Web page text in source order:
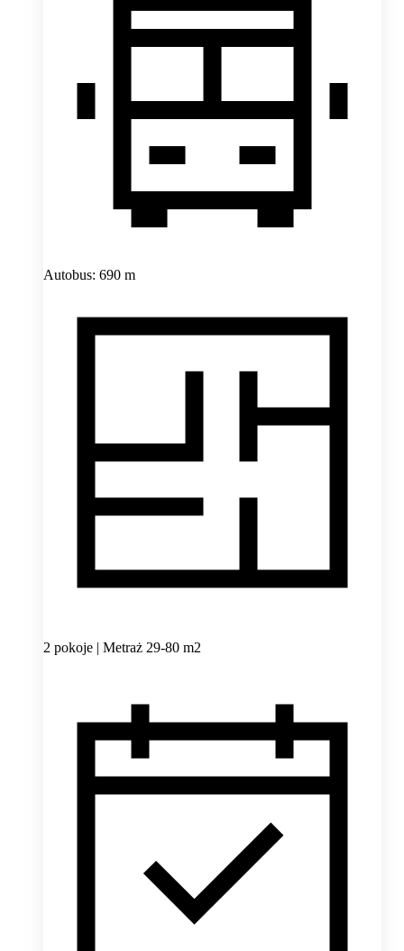
Autobus: 690 m
2 pokoje | Metraż 29-80 m2